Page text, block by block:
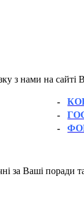
з нами на
-
-
-
за Ваші поради